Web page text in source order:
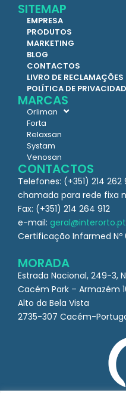
SITEMAP
EMPRESA
PRODUTOS
MARKETING
BLOG
CONTACTOS
LIVRO DE RECLAMAÇÕES
POLÍTICA DE
MARCAS
Orliman
Forta
Relaxsan
Systam
Venosan
CONTACTOS
Telefones: (+351) 214 262
chamada para rede fixa
Fax: (+351) 214 264 912
e-mail: geral@interorto.pt
Certificação Infarmed Nº
MORADA
Estrada Nacional, 249-3,
Cacém Park – Armazém
Alto da Bela Vista
2735-307 Cacém-